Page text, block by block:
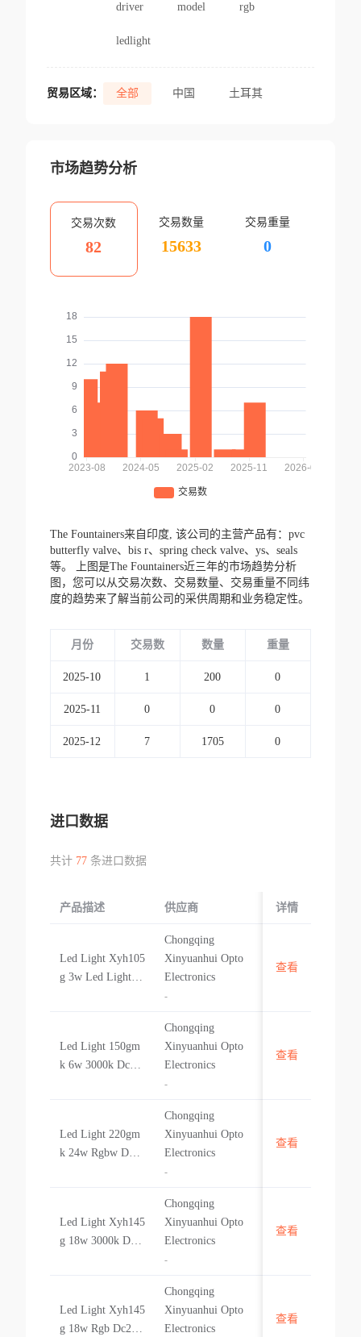
driver model rgb
ledlight
贸易区域： 全部 中国 土耳其
市场趋势分析
交易次数
82
交易数量
15633
交易重量
0
The Fountainers来自印度, 该公司的主营产品有：pvc
butterfly valve、bis r、spring check valve、ys、seals
等。
上图是The Fountainers近三年的市场趋势分析
图，您可以从交易次数、交易数量、交易重量不同纬
度的趋势来了解当前公司的采供周期和业务稳定性。
月份 交易数 数量 重量
2025-10 1 200 0
2025-11 0 0 0
2025-12 7 1705 0
进口数据
共计 77条进口数据
产品描述 供应商 起运国/地区
详情
Led Light Xyh105
g 3w Led Light X
Chongqing
Xinyuanhui Opto
Electronics
-
中国
查看
Led Light 150gm
k 6w 3000k Dc24
Driver
Chongqing
Xinyuanhui Opto
Electronics
-
中国
查看
Led Light 220gm
k 24w Rgbw Dmx
Dc24v No Driver
Chongqing
Xinyuanhui Opto
Electronics
-
中国
查看
Led Light Xyh145
g 18w 3000k Dc2
o Driver
Chongqing
Xinyuanhui Opto
Electronics
-
中国
查看
Led Light Xyh145
g 18w Rgb Dc24v
Chongqing
Xinyuanhui Opto
Electronics
中国
查看